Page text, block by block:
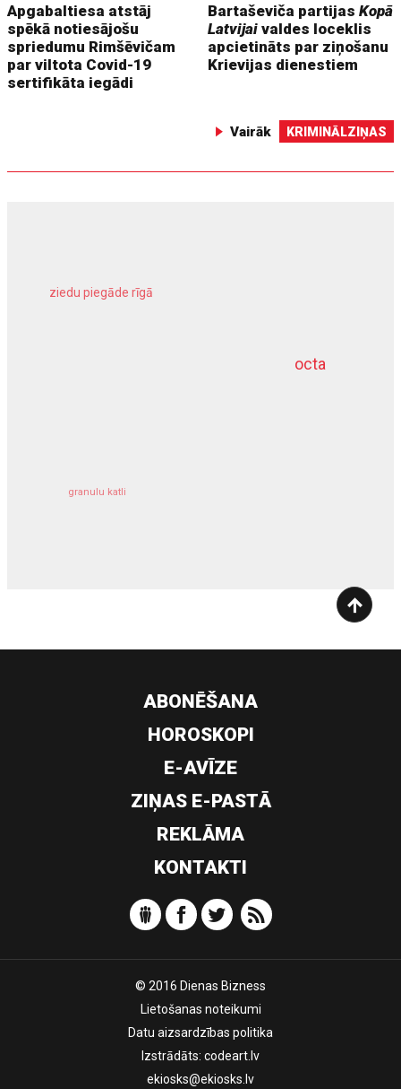
Apgabaltiesa atstāj
spēkā notiesājošu
spriedumu Rimšēvičam
par viltota Covid-19
sertifikāta iegādi
Bartaševiča partijasKopā
Latvijai valdes loceklis
apcietināts par ziņošanu
Krievijas dienestiem
Vairāk KRIMINĀLZIŅAS
octa
ziedu piegāde rīgā
granulu katli
dziļurbums
ABONĒŠANA
HOROSKOPI
E-AVĪZE
ZIŅAS E-PASTĀ
REKLĀMA
KONTAKTI
© 2016 Dienas Bizness
Lietošanas noteikumi
Datu aizsardzības politika
Izstrādāts: codeart.lv
ekiosks@ekiosks.lv